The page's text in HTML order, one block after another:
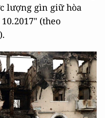
lượng gìn giữ hòa
(theo